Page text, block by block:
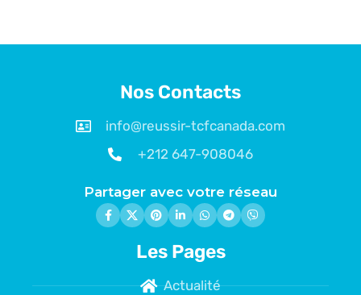
Nos Contacts
info@reussir-tcfcanada.com
+212 647-908046
Partager avec votre réseau
Les Pages
Actualité